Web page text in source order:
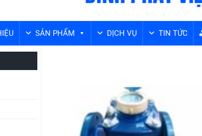
SẢN PHẨM DỊCH VỤ TIN TỨC